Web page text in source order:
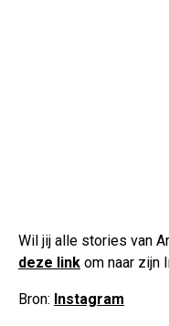
Wil jij alle stories van
deze link om naar zijn
Bron: Instagram